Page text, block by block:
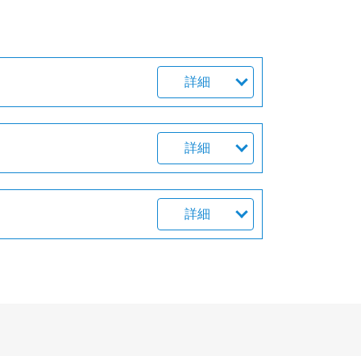
詳細
詳細
詳細